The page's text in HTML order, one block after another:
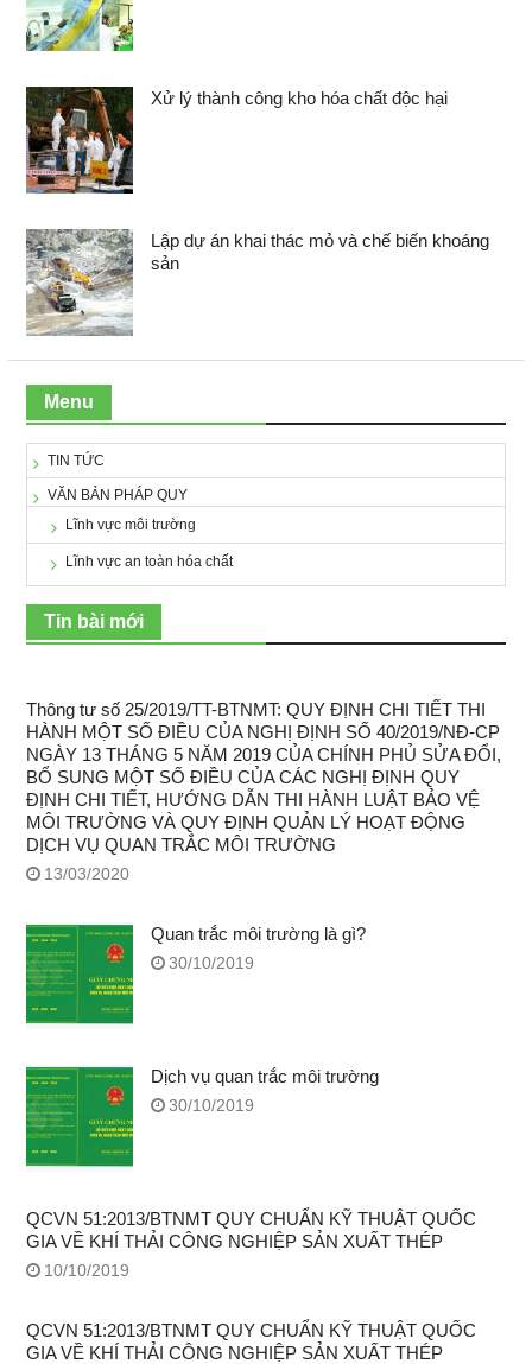
Xử lý thành công kho hóa chất độc hại
Lập dự án khai thác mỏ và chế biến khoáng
sản
Menu
TIN TỨC
VĂN BẢN PHÁP QUY
Lĩnh vực môi trường
Lĩnh vực an toàn hóa chất
Tin bài mới
Thông tư số 25/2019/TT-BTNMT: QUY ĐỊNH CHI TIẾT THI
HÀNH MỘT SỐ ĐIỀU CỦA NGHỊ ĐỊNH SỐ 40/2019/NĐ-CP
NGÀY 13 THÁNG 5 NĂM 2019 CỦA CHÍNH PHỦ SỬA ĐỔI,
BỔ SUNG MỘT SỐ ĐIỀU CỦA CÁC NGHỊ ĐỊNH QUY
ĐỊNH CHI TIẾT, HƯỚNG DẪN THI HÀNH LUẬT BẢO VỆ
MÔI TRƯỜNG VÀ QUY ĐỊNH QUẢN LÝ HOẠT ĐỘNG
DỊCH VỤ QUAN TRẮC MÔI TRƯỜNG
13/03/2020
Quan trắc môi trường là gì?
30/10/2019
Dịch vụ quan trắc môi trường
30/10/2019
QCVN 51:2013/BTNMT QUY CHUẨN KỸ THUẬT QUỐC
GIA VỀ KHÍ THẢI CÔNG NGHIỆP SẢN XUẤT THÉP
10/10/2019
QCVN 51:2013/BTNMT QUY CHUẨN KỸ THUẬT QUỐC
GIA VỀ KHÍ THẢI CÔNG NGHIỆP SẢN XUẤT THÉP